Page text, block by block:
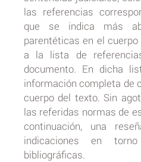
las referencias
que se indica más
parentéticas en el
a la lista de
documento. En dicha
información completa de
cuerpo del texto. Sin
las referidas normas de
continuación, una
indicaciones en
bibliográficas.